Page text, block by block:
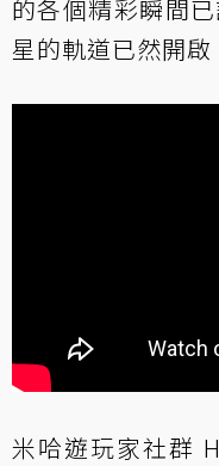
的各個精彩瞬間
星的軌道已然開啟
米哈遊玩家社群